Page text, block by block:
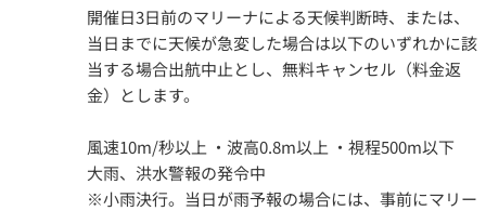
開催日3日前のマリーナによる天候判断時、または、
当日までに天候が急変した場合は以下のいずれかに該
当する場合出航中止とし、無料キャンセル（料金返
金）とします。
風速10m/秒以上 ・波高0.8m以上 ・視程500m以下
大雨、洪水警報の発令中
※小雨決行。当日が雨予報の場合には、事前にマリー